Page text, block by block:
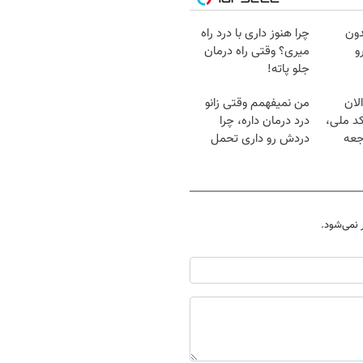
چرا هنوز داری با درد راه
میری؟ وقتی راه درمان
جلو پاته!
ملی،
من نمیفهمم وقتی زانو
درد درمان داره، چرا
دردش رو داری تحمل
نمی‌شود.